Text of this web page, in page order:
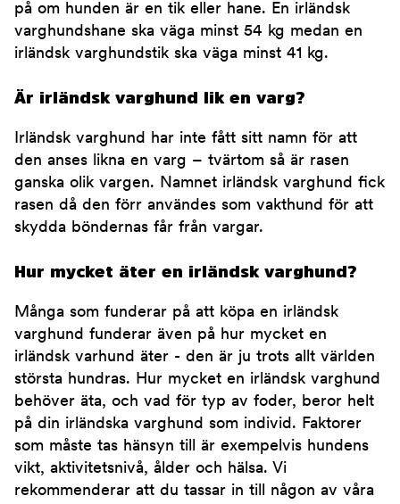
på om hunden är en tik eller hane. En irländsk
varghundshane ska väga minst 54 kg medan en
irländsk varghundstik ska väga minst 41 kg.
Är irländsk varghund lik en varg?
Irländsk varghund har inte fått sitt namn för att
den anses likna en varg – tvärtom så är rasen
ganska olik vargen. Namnet irländsk varghund fick
rasen då den förr användes som vakthund för att
skydda böndernas får från vargar.
Hur mycket äter en irländsk varghund?
Många som funderar på att köpa en irländsk
varghund funderar även på hur mycket en
irländsk varhund äter - den är ju trots allt världen
största hundras. Hur mycket en irländsk varghund
behöver äta, och vad för typ av foder, beror helt
på din irländska varghund som individ. Faktorer
som måste tas hänsyn till är exempelvis hundens
vikt, aktivitetsnivå, ålder och hälsa. Vi
rekommenderar att du tassar in till någon av våra